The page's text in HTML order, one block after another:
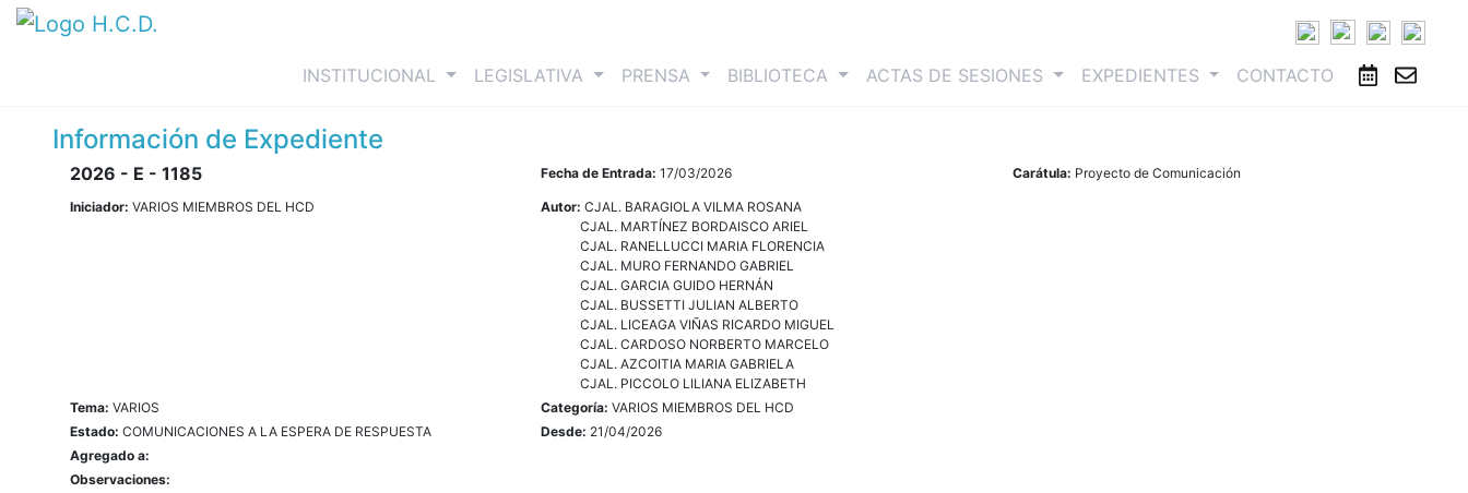
INSTITUCIONAL (current)LEGISLATIVA PRENSA BIBLIOTECA ACTAS DE SESIONES EXPEDIENTES CONTACTO
Información de Expediente
2026 - E - 1185 Fecha de Entrada:17/03/2026 Carátula: Proyecto de Comunicación
Iniciador: VARIOS MIEMBROS DEL HCD Autor:CJAL. BARAGIOLA VILMA ROSANA
CJAL. MARTÍNEZ BORDAISCO ARIEL
CJAL. RANELLUCCI MARIA FLORENCIA
CJAL. MURO FERNANDO GABRIEL
CJAL. GARCIA GUIDO HERNÁN
CJAL. BUSSETTI JULIAN ALBERTO
CJAL. LICEAGA VIÑAS RICARDO MIGUEL
CJAL. CARDOSO NORBERTO MARCELO
CJAL. AZCOITIA MARIA GABRIELA
CJAL. PICCOLO LILIANA ELIZABETH
Tema: VARIOS Categoría:VARIOS MIEMBROS DEL HCD
Estado: COMUNICACIONES A LA ESPERA DE RESPUESTA Desde: 21/04/2026
Agregado a:
Observaciones: